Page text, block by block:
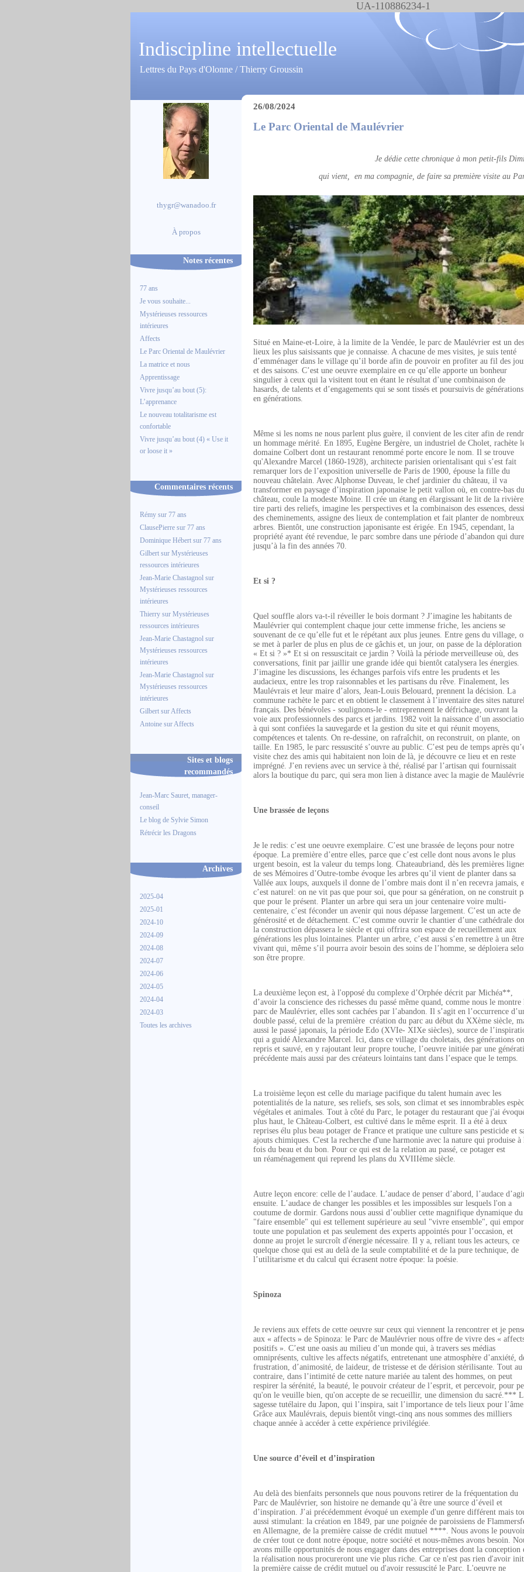
UA-110886234-1
Indiscipline intellectuelle
Lettres du Pays d'Olonne / Thierry Groussin
thygr@wanadoo.fr
À propos
Notes récentes
77 ans
Je vous souhaite...
Mystérieuses ressources
intérieures
Affects
Le Parc Oriental de Maulévrier
La matrice et nous
Apprentissage
Vivre jusqu’au bout (5):
L’apprenance
Le nouveau totalitarisme est
confortable
Vivre jusqu’au bout (4) « Use it
or loose it »
Commentaires récents
Rémy sur 77 ans
ClausePierre sur 77 ans
Dominique Hébert sur 77 ans
Gilbert sur Mystérieuses
ressources intérieures
Jean-Marie Chastagnol sur
Mystérieuses ressources
intérieures
Thierry sur Mystérieuses
ressources intérieures
Jean-Marie Chastagnol sur
Mystérieuses ressources
intérieures
Jean-Marie Chastagnol sur
Mystérieuses ressources
intérieures
Gilbert surAffects
Antoine surAffects
Sites et blogs
recommandés
Jean-Marc Sauret, manager-
conseil
Le blog de Sylvie Simon
Rétrécir les Dragons
Archives
2025-04
2025-01
2024-10
2024-09
2024-08
2024-07
2024-06
2024-05
2024-04
2024-03
Toutes les archives
26/08/2024
Le Parc Oriental de Maulévrier
Je dédie cette chronique à mon petit-fils
qui vient, en ma compagnie, de faire sa première visite au
Situé en Maine-et-Loire, à la limite de la Vendée, le parc de Maulévrier est un des
lieux les plus saisissants que je connaisse. A chacune de mes visites, je suis tenté
d’emménager dans le village qu’il borde afin de pouvoir en profiter au fil des
et des saisons. C’est une oeuvre exemplaire en ce qu’elle apporte un bonheur
singulier à ceux qui la visitent tout en étant le résultat d’une combinaison de
hasards, de talents et d’engagements qui se sont tissés et poursuivis de générations
en générations.
Même si les noms ne nous parlent plus guère, il convient de les citer afin de
un hommage mérité. En 1895, Eugène Bergère, un industriel de Cholet, rachète
domaine Colbert dont un restaurant renommé porte encore le nom. Il se trouve
qu'Alexandre Marcel (1860-1928), architecte parisien orientalisant qui s’est fait
remarquer lors de l’exposition universelle de Paris de 1900, épouse la fille du
nouveau châtelain. Avec Alphonse Duveau, le chef jardinier du château, il va
transformer en paysage d’inspiration japonaise le petit vallon où, en contre-bas du
château, coule la modeste Moine. Il crée un étang en élargissant le lit de la
tire parti des reliefs, imagine les perspectives et la combinaison des essences,
des cheminements, assigne des lieux de contemplation et fait planter de nombreux
arbres. Bientôt, une construction japonisante est érigée. En 1945, cependant, la
propriété ayant été revendue, le parc sombre dans une période d’abandon qui
jusqu’à la fin des années 70.
Et si ?
Quel souffle alors va-t-il réveiller le bois dormant ? J’imagine les habitants de
Maulévrier qui contemplent chaque jour cette immense friche, les anciens se
souvenant de ce qu’elle fut et le répétant aux plus jeunes. Entre gens du village,
se met à parler de plus en plus de ce gâchis et, un jour, on passe de la déploration
« Et si ? »* Et si on ressuscitait ce jardin ? Voilà la période merveilleuse où, des
conversations, finit par jaillir une grande idée qui bientôt catalysera les énergies.
J’imagine les discussions, les échanges parfois vifs entre les prudents et les
audacieux, entre les trop raisonnables et les partisans du rêve. Finalement, les
Maulévrais et leur maire d’alors, Jean-Louis Belouard, prennent la décision. La
commune rachète le parc et en obtient le classement à l’inventaire des sites
français. Des bénévoles - soulignons-le - entreprennent le défrichage, ouvrant la
voie aux professionnels des parcs et jardins. 1982 voit la naissance d’un
à qui sont confiées la sauvegarde et la gestion du site et qui réunit moyens,
compétences et talents. On re-dessine, on rafraîchit, on reconstruit, on plante, on
taille. En 1985, le parc ressuscité s’ouvre au public. C’est peu de temps après
visite chez des amis qui habitaient non loin de là, je découvre ce lieu et en reste
imprégné. J’en reviens avec un service à thé, réalisé par l’artisan qui fournissait
alors la boutique du parc, qui sera mon lien à distance avec la magie de
Une brassée de leçons
Je le redis: c’est une oeuvre exemplaire. C’est une brassée de leçons pour notre
époque. La première d’entre elles, parce que c’est celle dont nous avons le plus
urgent besoin, est la valeur du temps long. Chateaubriand, dès les premières
de ses Mémoires d’Outre-tombe évoque les arbres qu’il vient de planter dans sa
Vallée aux loups, auxquels il donne de l’ombre mais dont il n’en recevra jamais,
c’est naturel: on ne vit pas que pour soi, que pour sa génération, on ne construit
que pour le présent. Planter un arbre qui sera un jour centenaire voire multi-
centenaire, c’est féconder un avenir qui nous dépasse largement. C’est un acte de
générosité et de détachement. C’est comme ouvrir le chantier d’une cathédrale
la construction dépassera le siècle et qui offrira son espace de recueillement aux
générations les plus lointaines. Planter un arbre, c’est aussi s’en remettre à un être
vivant qui, même s’il pourra avoir besoin des soins de l’homme, se déploiera
son être propre.
La deuxième leçon est, à l'opposé du complexe d’Orphée décrit par Michéa**,
d’avoir la conscience des richesses du passé même quand, comme nous le montre
parc de Maulévrier, elles sont cachées par l’abandon. Il s’agit en l’occurrence
double passé, celui de la première création du parc au début du XXème siècle,
aussi le passé japonais, la période Edo (XVIe- XIXe siècles), source de
qui a guidé Alexandre Marcel. Ici, dans ce village du choletais, des générations
repris et sauvé, en y rajoutant leur propre touche, l’oeuvre initiée par une
précédente mais aussi par des créateurs lointains tant dans l’espace que le temps.
La troisième leçon est celle du mariage pacifique du talent humain avec les
potentialités de la nature, ses reliefs, ses sols, son climat et ses innombrables
végétales et animales. Tout à côté du Parc, le potager du restaurant que j'ai
plus haut, le Château-Colbert, est cultivé dans le même esprit. Il a été à deux
reprises élu plus beau potager de France et pratique une culture sans pesticide et
ajouts chimiques. C'est la recherche d'une harmonie avec la nature qui produise à
fois du beau et du bon. Pour ce qui est de la relation au passé, ce potager est
un réaménagement qui reprend les plans du XVIIIème siècle.
Autre leçon encore: celle de l’audace. L’audace de penser d’abord, l’audace
ensuite. L’audace de changer les possibles et les impossibles sur lesquels l'on a
coutume de dormir. Gardons nous aussi d’oublier cette magnifique dynamique du
"faire ensemble" qui est tellement supérieure au seul "vivre ensemble", qui
toute une population et pas seulement des experts appointés pour l’occasion, et
donne au projet le surcroît d'énergie nécessaire. Il y a, reliant tous les acteurs, ce
quelque chose qui est au delà de la seule comptabilité et de la pure technique, de
l’utilitarisme et du calcul qui écrasent notre époque: la poésie.
Spinoza
Je reviens aux effets de cette oeuvre sur ceux qui viennent la rencontrer et je
aux « affects » de Spinoza: le Parc de Maulévrier nous offre de vivre des «
positifs ». C’est une oasis au milieu d’un monde qui, à travers ses médias
omniprésents, cultive les affects négatifs, entretenant une atmosphère d’anxiété,
frustration, d’animosité, de laideur, de tristesse et de dérision stérilisante. Tout au
contraire, dans l’intimité de cette nature mariée au talent des hommes, on peut
respirer la sérénité, la beauté, le pouvoir créateur de l’esprit, et percevoir, pour
qu'on le veuille bien, qu'on accepte de se recueillir, une dimension du sacré.***
sagesse tutélaire du Japon, qui l’inspira, sait l’importance de tels lieux pour
Grâce aux Maulévrais, depuis bientôt vingt-cinq ans nous sommes des milliers
chaque année à accéder à cette expérience privilégiée.
Une source d’éveil et d’inspiration
Au delà des bienfaits personnels que nous pouvons retirer de la fréquentation du
Parc de Maulévrier, son histoire ne demande qu’à être une source d’éveil et
d’inspiration. J’ai précédemment évoqué un exemple d'un genre différent mais
aussi stimulant: la création en 1849, par une poignée de paroissiens de
en Allemagne, de la première caisse de crédit mutuel ****. Nous avons le
de créer tout ce dont notre époque, notre société et nous-mêmes avons besoin.
avons mille opportunités de nous engager dans des entreprises dont la conception
la réalisation nous procureront une vie plus riche. Car ce n'est pas rien d'avoir
la première caisse de crédit mutuel ou d'avoir ressuscité le Parc. L'oeuvre ne